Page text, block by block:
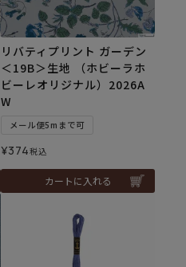
リバティプリント ガーデン
＜19B＞生地 （ホビーラホ
ビーレオリジナル）2026A
W
メール便5mまで可
¥374税込
カートに入れる